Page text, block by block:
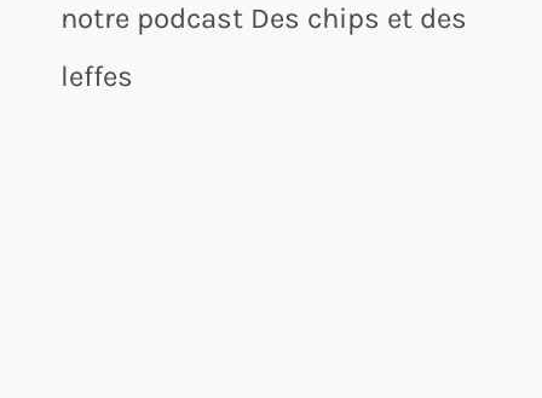
notre podcast Des chips et des
leffes